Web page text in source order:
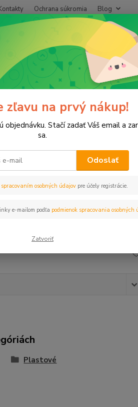
Ochrana súkromia Blog
Prípojka plast 3/4" voz-20mm
4" voz-20mm
Plastové
zľavu na prvý nákup!
objednávku. Stačí zadať Váš email a
sa.
Odoslať
spracovaním osobných údajov pre účely registrácie.
e-mailom podľa podmienok spracovania osobných
Zatvoriť